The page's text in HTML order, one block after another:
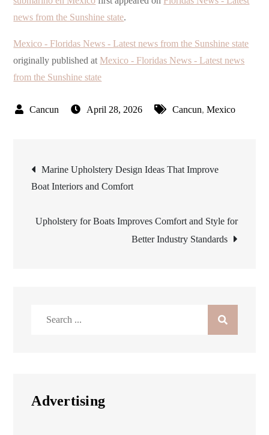
news from the Sunshine state.
Mexico - Floridas News - Latest news from the Sunshine state
originally published at Mexico - Floridas News - Latest news
from the Sunshine state
April 28, 2026 Cancun,Mexico
Post
Marine Upholstery Design Ideas That Improve
Boat Interiors and Comfort
Upholstery for Boats Improves Comfort and Style for
Better Industry Standards
Advertising